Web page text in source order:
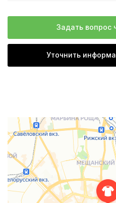
Задать вопрос
Уточнить